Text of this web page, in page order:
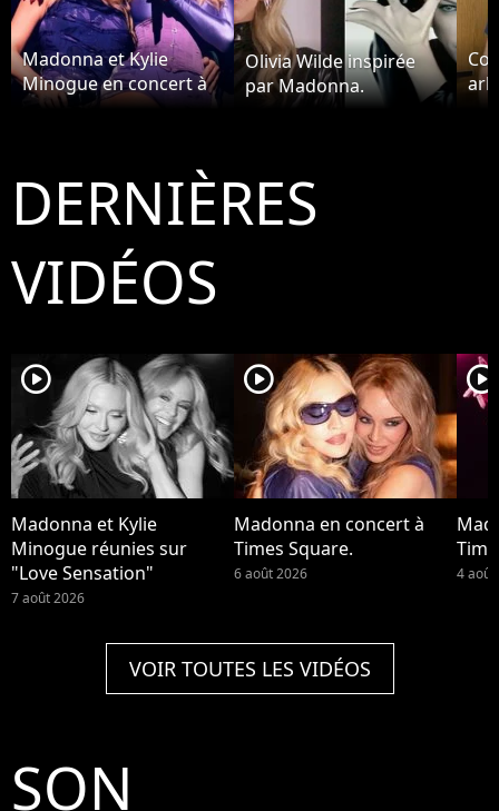
Madonna et Kylie
Minogue en concert à
Amsterdam
Olivia Wilde inspirée
par Madonna.
DERNIÈRES
VIDÉOS
player2
Madonna et Kylie
Minogue réunies sur
"Love Sensation"
7 août 2026
player2
Madonna en concert à
Times Square.
6 août 2026
player2
4 août
VOIR TOUTES LES VIDÉOS
SON